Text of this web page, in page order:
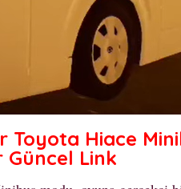
Toyota Hiace
Güncel Link